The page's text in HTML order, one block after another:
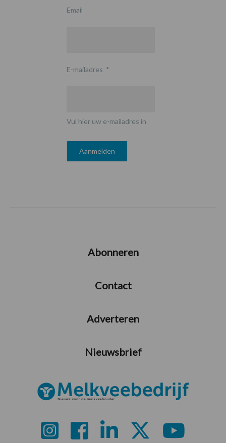
Email
E-mailadres *
Vul hier uw e-mailadres in
Abonneren
Contact
Adverteren
Nieuwsbrief